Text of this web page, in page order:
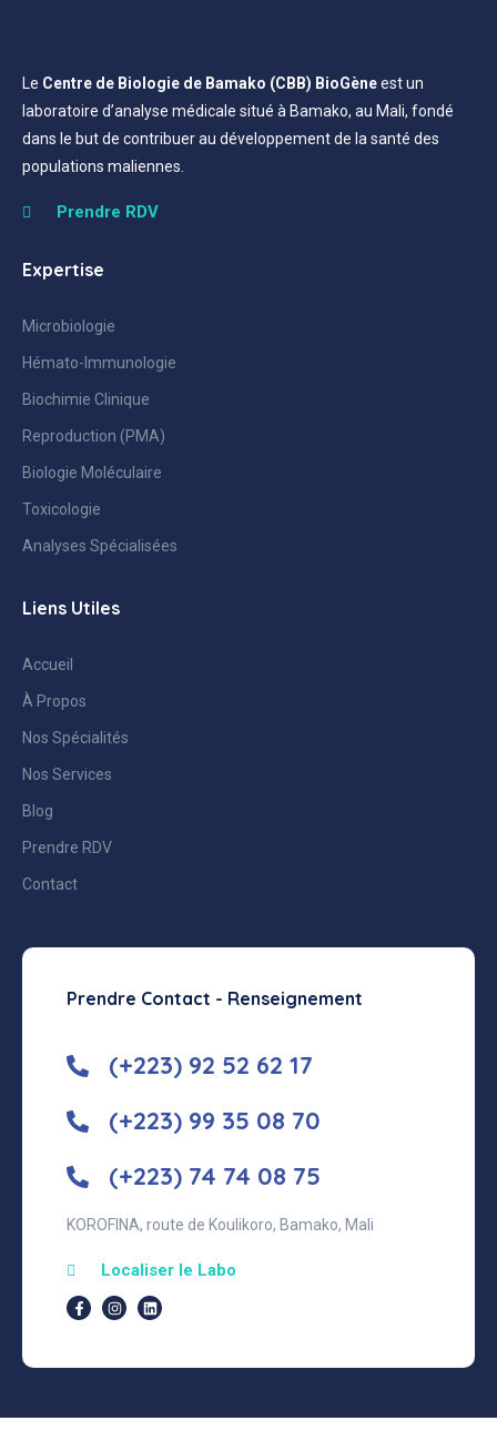
Le Centre de Biologie de Bamako (CBB) BioGèneest un
laboratoire d’analyse médicale situé à Bamako, au Mali, fondé
dans le but de contribuer au développement de la santé des
populations maliennes.
Prendre RDV
Expertise
Microbiologie
Hémato-Immunologie
Biochimie Clinique
Reproduction (PMA)
Biologie Moléculaire
Toxicologie
Analyses Spécialisées
Liens Utiles
Accueil
À Propos
Nos Spécialités
Nos Services
Blog
Prendre RDV
Contact
Prendre Contact - Renseignement
(+223) 92 52 62 17
(+223) 99 35 08 70
(+223) 74 74 08 75
KOROFINA, route de Koulikoro, Bamako, Mali
Localiser le Labo